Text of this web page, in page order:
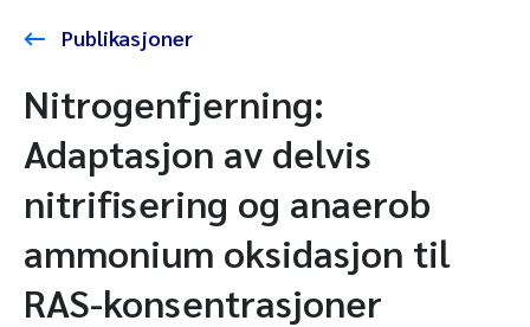
Publikasjoner
Nitrogenfjerning:
Adaptasjon av delvis
nitrifisering og anaerob
ammonium oksidasjon til
RAS-konsentrasjoner